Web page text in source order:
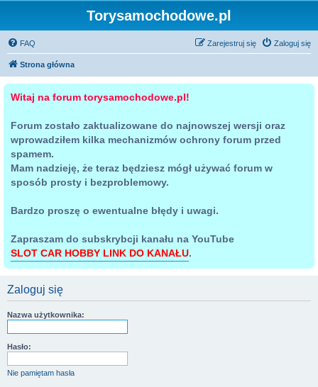
Torysamochodowe.pl
FAQ Zaloguj się
Zarejestruj się
Strona główna
Witaj na forum torysamochodowe.pl!
Forum zostało zaktualizowane do najnowszej wersji oraz
wprowadziłem kilka mechanizmów ochrony forum przed
spamem.
Mam nadzieję, że teraz będziesz mógł używać forum w
sposób prosty i bezproblemowy.
Bardzo proszę o ewentualne błędy i uwagi.
Zapraszam do subskrybcji kanału na YouTube
SLOT CAR HOBBY LINK DO KANAŁU.
Zaloguj się
Nazwa użytkownika:
Hasło:
Nie pamiętam hasła